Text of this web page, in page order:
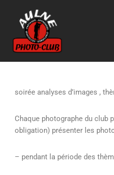
Aller
au
contenu
soirée analyses d’images ,
Chaque photographe du club
obligation) présenter les
– pendant la période des